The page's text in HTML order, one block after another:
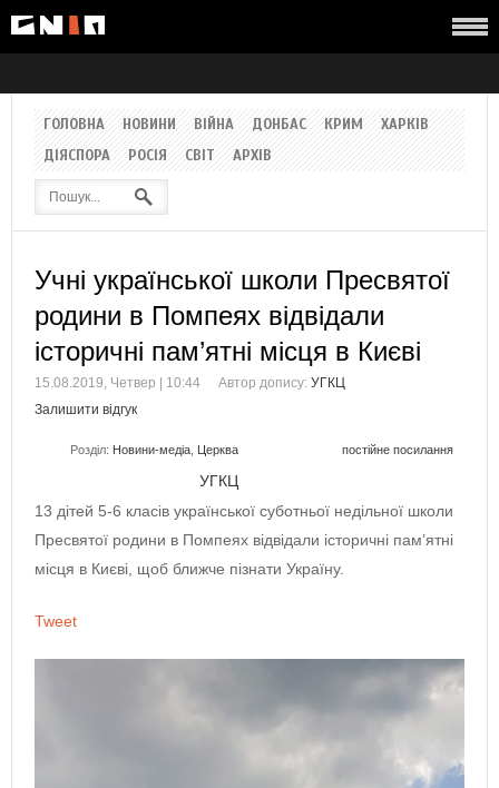
ГОЛОВНА НОВИНИ ВІЙНА ДОНБАС КРИМ
ХАРКІВ
ДІЯСПОРА
РОСІЯ СВІТ АРХІВ
Учні української школи Пресвятої
родини в Помпеях відвідали
історичні пам’ятні місця в Києві
15.08.2019, Четвер | 10:44 Автор допису: УГКЦ
Залишити відгук
Розділ: Новини-медіа Церква постійне посилання
УГКЦ
13 дітей 5-6 класів української суботньої недільної школи
Пресвятої родини в Помпеях відвідали історичні пам’ятні
місця в Києві, щоб ближче пізнати Україну.
Tweet